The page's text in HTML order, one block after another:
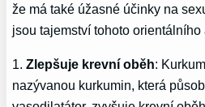
že má také úžasné účinky na
jsou tajemství tohoto
1.Zlepšuje krevní oběh:
nazývanou kurkumin, která